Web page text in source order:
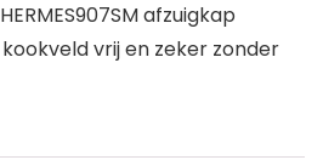
afzuigkap
vrij en zeker zonder